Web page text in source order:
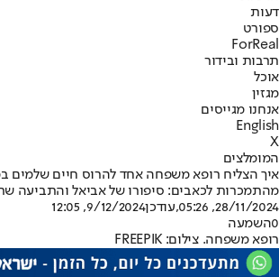
דעות
ספורט
ForReal
תרבות ובידור
אוכל
מגזין
אנחנו מגייסים
English
X
המומלצים
איך הצליח רופא משפחה אחד להרוס חיים שלמים במשך 6
מהתמכרות לכאבים: סיפורו של אביאל והתביעה
28/11/2024, 05:26
,עודכן9/12/2024, 12:05
0השמעה
רופא משפחה. צילום: FREEPIK